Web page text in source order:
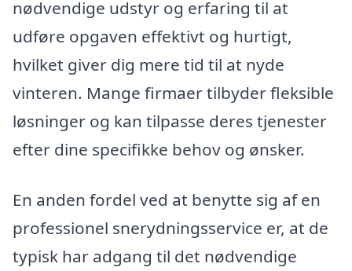
nødvendige udstyr og erfaring til at
udføre opgaven effektivt og hurtigt,
hvilket giver dig mere tid til at nyde
vinteren. Mange firmaer tilbyder fleksible
løsninger og kan tilpasse deres tjenester
efter dine specifikke behov og ønsker.
En anden fordel ved at benytte sig af en
professionel snerydningsservice er, at de
typisk har adgang til det nødvendige